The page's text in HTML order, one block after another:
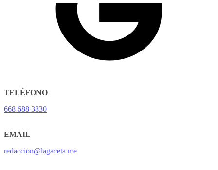
TELÉFONO
668 688 3830
EMAIL
redaccion@lagaceta.me